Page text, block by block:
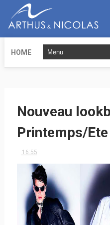
HOME
Nouveau
Printemps/
16:55